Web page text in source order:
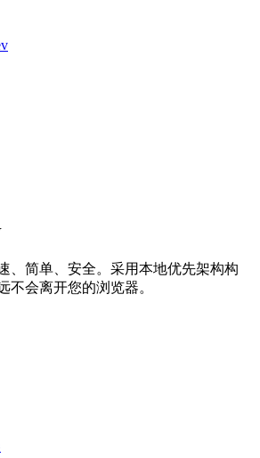
、简单、安全。采用本地优先架构构
不会离开您的浏览器。